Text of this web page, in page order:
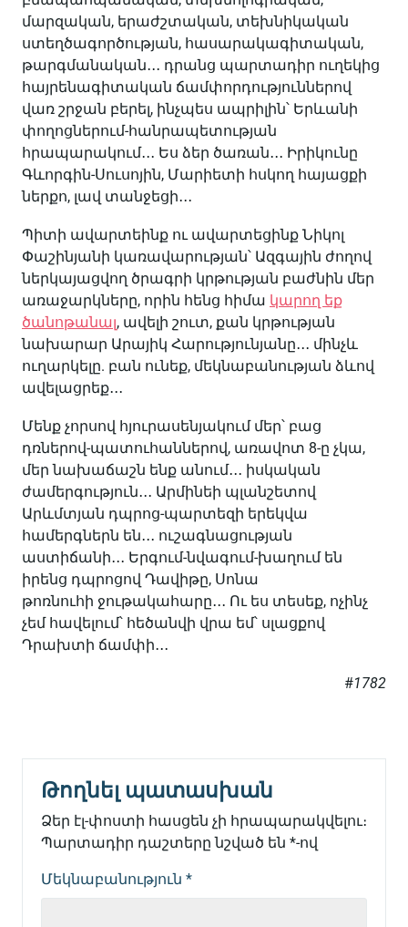
մարզական, երաժշտական, տեխնիկական
ստեղծագործության, հասարակագիտական,
թարգմանական․․․ դրանց պարտադիր ուղեկից
հայրենագիտական ճամփորդություններով
վառ շրջան բերել, ինչպես ապրիլին՝ Երևանի
փողոցներում-հանրապետության
հրապարակում․․․ Ես ձեր ծառան․․․ Իրիկունը
Գևորգին-Սուսոյին, Մարիետի հսկող հայացքի
ներքո, լավ տանջեցի․․․
Պիտի ավարտեինք ու ավարտեցինք Նիկոլ
Փաշինյանի կառավարության՝ Ազգային ժողով
ներկայացվող ծրագրի կրթության բաժնին մեր
առաջարկները, որին հենց հիմա կարող եք
ծանոթանալ, ավելի շուտ, քան կրթության
նախարար Արայիկ Հարությունյանը․․․ մինչև
ուղարկելը. բան ունեք, մեկնաբանության ձևով
ավելացրեք․․․
Մենք չորսով հյուրասենյակում մեր՝ բաց
դռներով-պատուհաններով, առավոտ 8-ը չկա,
մեր նախաճաշն ենք անում․․․ իսկական
ժամերգություն․․․ Արմինեի պլանշետով
Արևմտյան դպրոց-պարտեզի երեկվա
համերգներն են․․․ ուշագնացության
աստիճանի․․․ Երգում-նվագում-խաղում են
իրենց դպրոցով Դավիթը, Սոնա
թոռնուհի ջութակահարը․․․ Ու ես տեսեք, ոչինչ
չեմ հավելում՝ հեծանվի վրա եմ՝ սլացքով
Դրախտի ճամփի․․․
#1782
Թողնել պատասխան
Ձեր էլ-փոստի հասցեն չի հրապարակվելու։
Պարտադիր դաշտերը նշված են *-ով
Մեկնաբանություն *